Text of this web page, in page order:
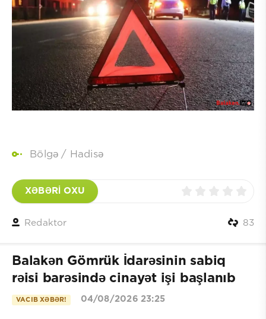
Bölgə / Hadisə
XƏBƏRİ OXU
Redaktor 83
Balakən Gömrük İdarəsinin sabiq
rəisi barəsində cinayət işi başlanıb
VACIB XƏBƏR! 04/08/2026 23:25